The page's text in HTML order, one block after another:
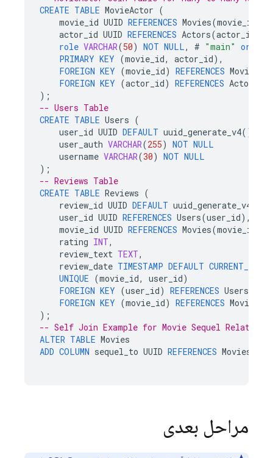
CREATE TABLE MovieActor (
movie_id UUID REFERENCES Movies(movie_id
actor_id UUID REFERENCES Actors(actor_id
role VARCHAR(50) NOT NULL, # "main" or
PRIMARY KEY (movie_id, actor_id),
FOREIGN KEY (movie_id) REFERENCES Movies
FOREIGN KEY (actor_id) REFERENCES Actors
);
-- Users Table
CREATE TABLE Users (
user_id UUID DEFAULT uuid_generate_v4()
user_auth VARCHAR(255) NOT NULL
username VARCHAR(30) NOT NULL
);
-- Reviews Table
CREATE TABLE Reviews (
review_id UUID DEFAULT uuid_generate_v4
user_id UUID REFERENCES Users(user_id),
movie_id UUID REFERENCES Movies(movie_id
rating INT,
review_text TEXT,
review_date TIMESTAMP DEFAULT
UNIQUE (movie_id, user_id)
FOREIGN KEY (user_id) REFERENCES Users
FOREIGN KEY (movie_id) REFERENCES Movies
);
-- Self Join Example for Movie Sequel
ALTER TABLE Movies
ADD COLUMN sequel_to UUID REFERENCES Movies
مراحل بعدی